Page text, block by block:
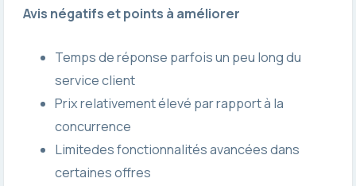
Avis négatifs et points à améliorer
Temps de réponse parfois un peu long du
service client
Prix relativement élevé par rapport à la
concurrence
Limitedes fonctionnalités avancées dans
certaines offres